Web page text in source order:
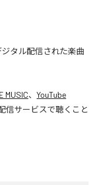
ジタル配信された楽曲
MUSIC、 YouTube
信サービスで聴くこと